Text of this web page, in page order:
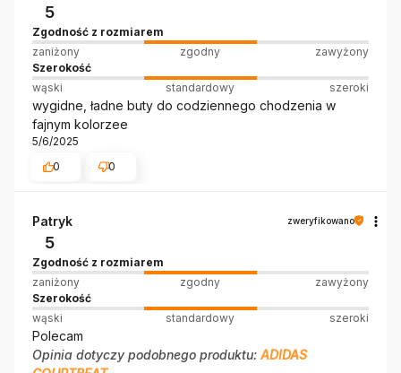
5
Zgodność z rozmiarem
zaniżony
zgodny
zawyżony
Szerokość
wąski
standardowy szeroki
wygidne, ładne buty do codziennego chodzenia w
fajnym kolorzee
5/6/2025
0
0
Patryk zweryfikowano
5
Zgodność z rozmiarem
zaniżony
zgodny
zawyżony
Szerokość
wąski
standardowy szeroki
Polecam
Opinia dotyczy podobnego produktu: ADIDAS